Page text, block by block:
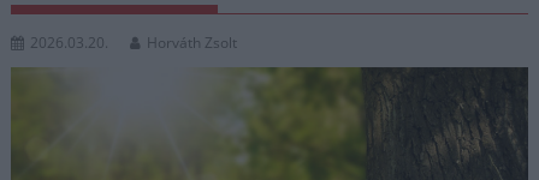
2026.03.20. Horváth Zsolt